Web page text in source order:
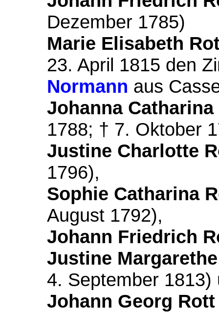
Dezember 1785)
Marie Elisabeth
23. April 1815 den
Normann aus
Johanna
1788; † 7. Oktober
Justine Charlotte
1796),
Sophie Catharina
August 1792),
Johann Friedrich
Justine
4. September 1813)
Johann Georg Rott